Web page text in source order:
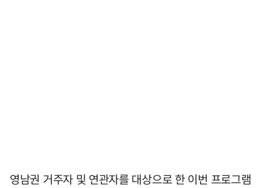
영남권 거주자 및 연관자를 대상으로 한 이번 프로그램